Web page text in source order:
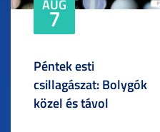
AUG
7
Péntek esti
csillagászat: Bolygók
közel és távol